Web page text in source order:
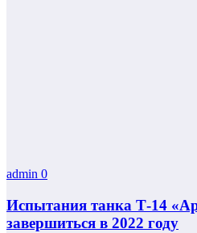
admin 0
Испытания танка Т-14
завершиться в 2022 году